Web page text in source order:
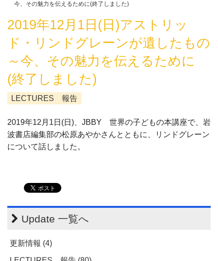
今、その魅力を伝えるために(終了しました)
2019年12月1日(日)アストリッ
ド・リンドグレーンが遺したもの
～今、その魅力を伝えるために
(終了しました)
LECTURES 報告
2019年12月1日(日)、JBBY 世界の子どもの本講座で、岩
波書店編集部の松原あやかさんとともに、リンドグレーン
について話しました。
Update 一覧へ
更新情報 (4)